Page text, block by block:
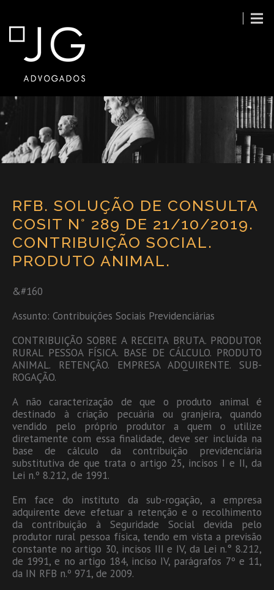
RFB. SOLUÇÃO DE CONSULTA
COSIT N° 289 DE 21/10/2019.
CONTRIBUIÇÃO SOCIAL.
PRODUTO ANIMAL.
&#160
Assunto: Contribuições Sociais Previdenciárias
CONTRIBUIÇÃO SOBRE A RECEITA BRUTA. PRODUTOR
RURAL PESSOA FÍSICA. BASE DE CÁLCULO. PRODUTO
ANIMAL. RETENÇÃO. EMPRESA ADQUIRENTE. SUB-
ROGAÇÃO.
A não caracterização de que o produto animal é
destinado à criação pecuária ou granjeira, quando
vendido pelo próprio produtor a quem o utilize
diretamente com essa finalidade, deve ser incluída na
base de cálculo da contribuição previdenciária
substitutiva de que trata o artigo 25, incisos I e II, da
Lei n.º 8.212, de 1991.
Em face do instituto da sub-rogação, a empresa
adquirente deve efetuar a retenção e o recolhimento
da contribuição à Seguridade Social devida pelo
produtor rural pessoa física, tendo em vista a previsão
constante no artigo 30, incisos III e IV, da Lei n.° 8.212,
de 1991, e no artigo 184, inciso IV, parágrafos 7º e 11,
da IN RFB n.º 971, de 2009.